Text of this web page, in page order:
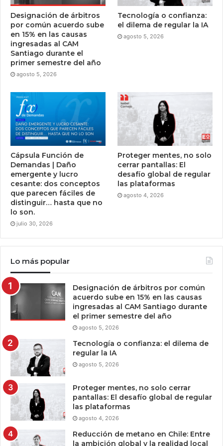
Designación de árbitros
por común acuerdo sube
en 15% en las causas
ingresadas al CAM
Santiago durante el
primer semestre del año
agosto 5, 2026
Tecnología o confianza:
el dilema de regular la IA
agosto 5, 2026
Cápsula Función de
Demandas | Daño
emergente y lucro
cesante: dos conceptos
que parecen fáciles de
distinguir… hasta que no
lo son.
julio 30, 2026
Proteger mentes, no solo
cerrar pantallas: El
desafío global de regular
las plataformas
agosto 4, 2026
Lo más popular
Designación de árbitros por común
acuerdo sube en 15% en las causas
ingresadas al CAM Santiago durante
el primer semestre del año
agosto 5, 2026
Tecnología o confianza: el dilema de
regular la IA
agosto 5, 2026
Proteger mentes, no solo cerrar
pantallas: El desafío global de regular
las plataformas
agosto 4, 2026
Reducción de metano en Chile: Entre
la ambición global y la realidad local